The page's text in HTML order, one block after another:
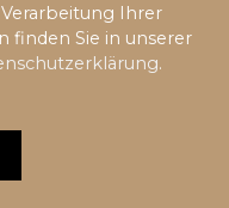
Ihrer
finden Sie in unserer
.